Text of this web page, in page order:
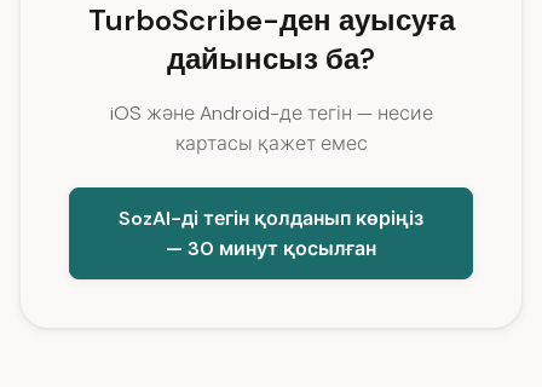
TurboScribe-ден ауысуға
дайынсыз ба?
iOS және Android-де тегін — несие
картасы қажет емес
SozAI-ді тегін қолданып көріңіз
— 30 минут қосылған